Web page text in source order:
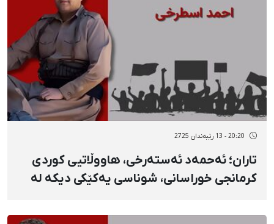
20:20 - 13 رێبەندان 2725
تاران؛ ئەحمەد ئەستەرخی، هاووڵاتیی کوردی
کرمانجی خوراسانی، شوناسی یەکێکی دیکە لە
جەنگییە